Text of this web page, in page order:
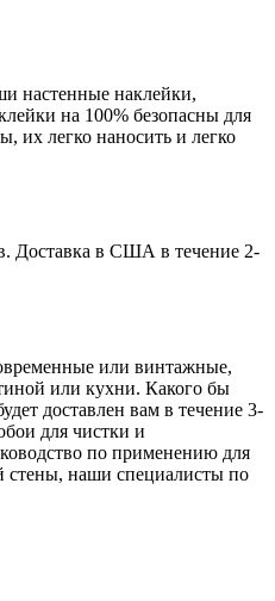
настенные наклейки,
на 100% безопасны для
их легко наносить и легко
Доставка в США в течение 2-
или винтажные,
или кухни. Какого бы
доставлен вам в течение 3-
для чистки и
по применению для
стены, наши специалисты по